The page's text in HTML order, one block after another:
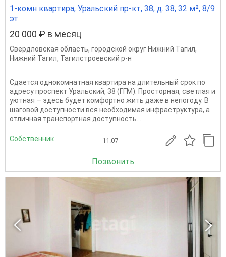
1-комн квартира, Уральский пр-кт, 38, д. 38, 32 м², 8/9
эт.
20 000 ₽ в месяц
Свердловская область, городской округ Нижний Тагил,
Нижний Тагил, Тагилстроевский р-н
Сдается однокомнатная квартира на длительный срок по
адресу проспект Уральский, 38 (ГГМ). Просторная, светлая и
уютная — здесь будет комфортно жить даже в непогоду. В
шаговой доступности вся необходимая инфраструктура, а
отличная транспортная доступность...
Собственник 11.07
Позвонить